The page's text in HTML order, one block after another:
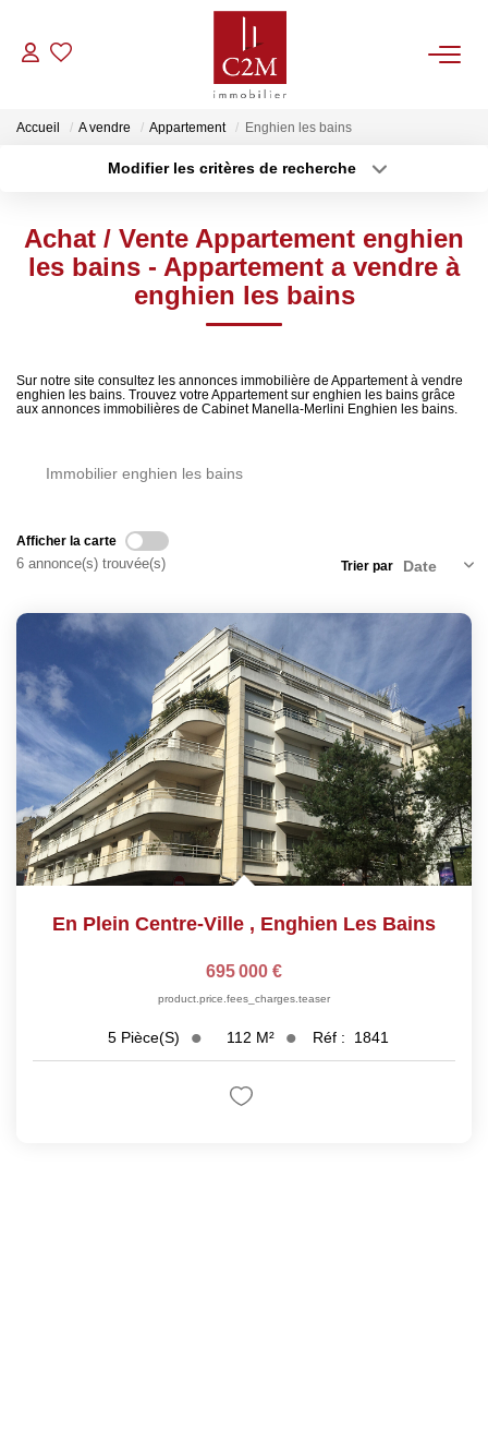
CONTACT
ESTIMATION
NOTRE AGENCE
BIENS VENDUS
Accueil A vendre Appartement Enghien les bains
Modifier les critères de recherche
Surface min Budget max
Plus de critères Créer une alerte
Achat / Vente Appartement enghien
les bains - Appartement a vendre à
enghien les bains
Sur notre site consultez les annonces immobilière de Appartement à vendre
enghien les bains. Trouvez votre Appartement sur enghien les bains grâce
aux annonces immobilières de Cabinet Manella-Merlini Enghien les bains.
Immobilier enghien les bains
Afficher la carte
6 annonce(s) trouvée(s) Trier par
En Plein Centre-Ville , Enghien Les Bains
695 000 €
product.price.fees_charges.teaser
5 Pièce(s) 112 M² Réf : 1841